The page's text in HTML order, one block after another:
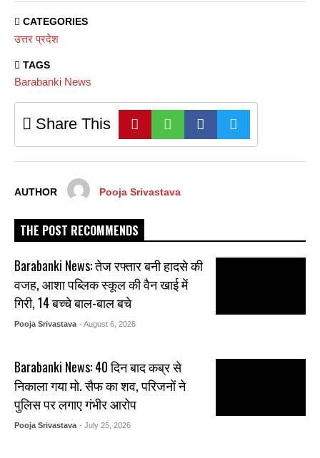
CATEGORIES
उत्तर प्रदेश
TAGS
Barabanki News
Share This
AUTHOR Pooja Srivastava
THE POST RECOMMENDS
Barabanki News: तेज रफ्तार बनी हादसे की
वजह, आशा पब्लिक स्कूल की वैन खाई में
गिरी, 14 बच्चे बाल-बाल बचे
Pooja Srivastava - August 6, 2026
Barabanki News: 40 दिन बाद कब्र से
निकाला गया मो. सैफ का शव, परिजनों ने
पुलिस पर लगाए गंभीर आरोप
Pooja Srivastava - July 25, 2026